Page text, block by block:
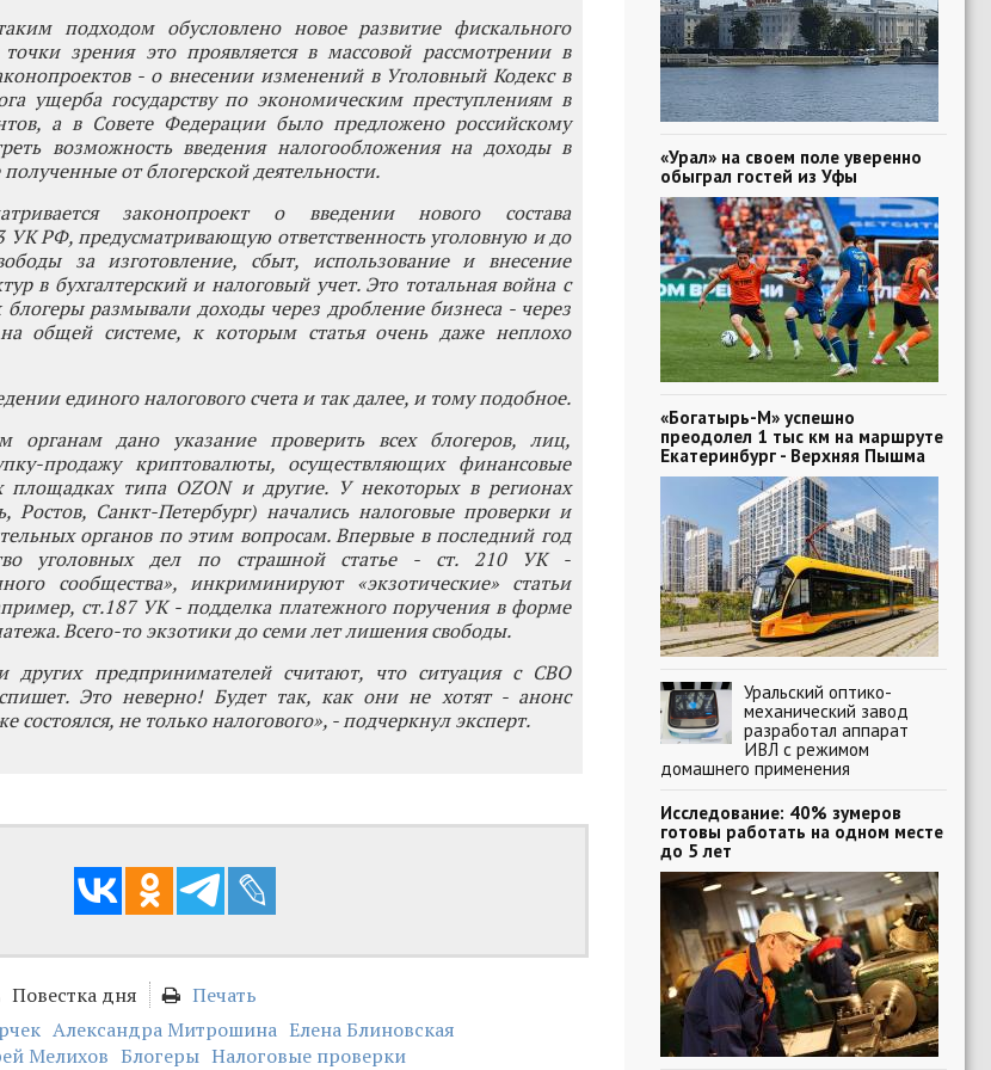
подходом обусловлено новое развитие фискального
зрения это проявляется в массовой рассмотрении в
- о внесении изменений в Уголовный Кодекс в
ущерба государству по экономическим преступлениям в
а в Совете Федерации было предложено российскому
возможность введения налогообложения на доходы в
от блогерской деятельности.
законопроект о введении нового состава
УК РФ, предусматривающую ответственность уголовную и до
за изготовление, сбыт, использование и внесение
в бухгалтерский и налоговый учет. Это тотальная война с
размывали доходы через дробление бизнеса - через
общей системе, к которым статья очень даже неплохо
единого налогового счета и так далее, и тому подобное.
органам дано указание проверить всех блогеров, лиц,
продажу криптовалюты, осуществляющих финансовые
площадках типа OZON и другие. У некоторых в регионах
Ростов, Санкт-Петербург) начались налоговые проверки и
органов по этим вопросам. Впервые в последний год
уголовных дел по страшной статье - ст. 210 УК -
сообщества», инкриминируют «экзотические» статьи
ст.187 УК - подделка платежного поручения в форме
Всего-то экзотики до семи лет лишения свободы.
других предпринимателей считают, что ситуация с СВО
Это неверно! Будет так, как они не хотят - анонс
состоялся, не только налогового», - подчеркнул эксперт.
Повестка дня
Печать
Александра Митрошина Елена Блиновская
Мелихов Блогеры Налоговые проверки
«Урал» на своем поле уверенно
обыграл гостей из Уфы
«Богатырь-М» успешно
преодолел 1 тыс км на маршруте
Екатеринбург - Верхняя Пышма
Уральский оптико-
механический завод
разработал аппарат
ИВЛ с режимом
домашнего применения
Исследование: 40% зумеров
готовы работать на одном месте
до 5 лет